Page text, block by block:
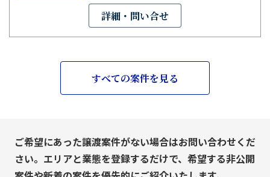
詳細・問い合せ
すべての案件を見る
ご希望にあった譲渡案件がない場合はお問い合わせくだ
さい。エリアと業態を登録するだけで、希望する非公開